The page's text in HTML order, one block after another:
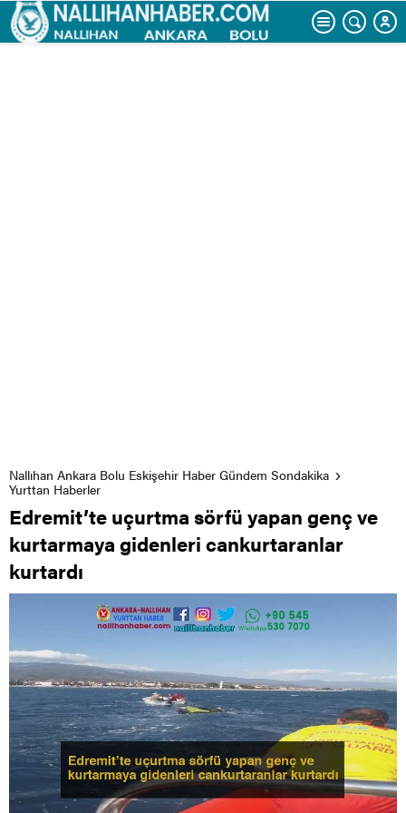
Nallıhan Ankara Bolu Eskişehir Haber Gündem Sondakika
Yurttan Haberler
Edremit’te uçurtma sörfü yapan genç ve
kurtarmaya gidenleri cankurtaranlar
kurtardı